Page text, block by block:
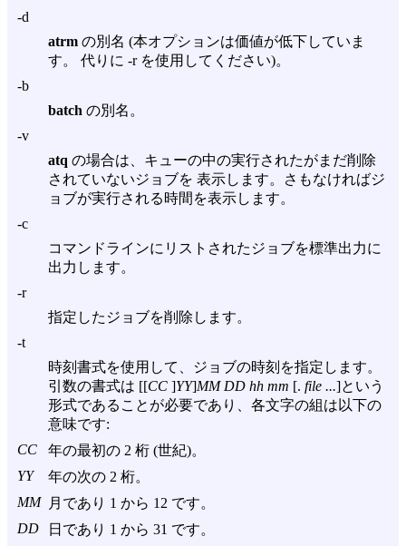
-d
atrm の別名 (本オプションは価値が低下していま
す。 代りに -rを使用してください)。
-b
batch の別名。
-v
atq の場合は、キューの中の実行されたがまだ削除
されていないジョブを 表示します。さもなければジ
ョブが実行される時間を表示します。
-c
コマンドラインにリストされたジョブを標準出力に
出力します。
-r
指定したジョブを削除します。
-t
時刻書式を使用して、ジョブの時刻を指定します。
引数の書式は [[CC ]YY]MM DD hh mm [. file ...]という
形式であることが必要であり、各文字の組は以下の
意味です:
CC
年の最初の 2 桁 (世紀)。
YY
年の次の 2 桁。
MM
月であり 1 から 12 です。
DD
日であり 1 から 31 です。